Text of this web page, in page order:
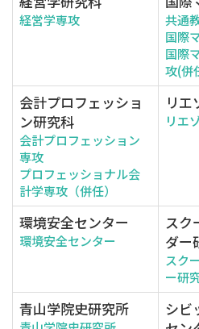
経営学専攻
共通
国際
国際
攻(併
会計プロフェッショ
ン研究科
会計プロフェッション
専攻
プロフェッショナル会
計学専攻（併任）
リエ
リエ
環境安全センター
環境安全センター
スク
ダー
スク
ー研
青山学院史研究所
シビ